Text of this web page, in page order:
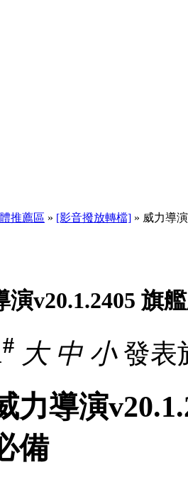
推薦區 » [影音撥放轉檔] » 威力導
v20.1.2405 旗
# 大 中 小發表
力導演
備